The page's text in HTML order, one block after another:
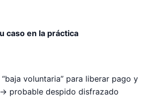
caso en la práctica
voluntaria” para liberar pago y
probable despido disfrazado